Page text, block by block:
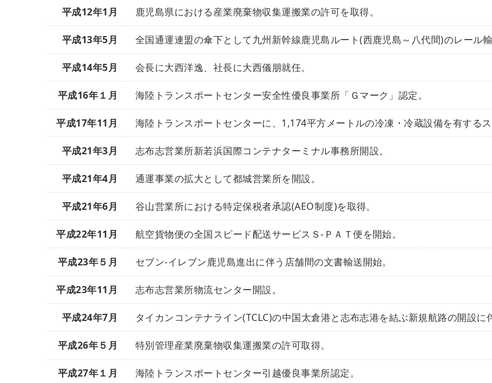
平成12年1月 鹿児島県における産業廃棄物収集運搬業の許可を取得。
平成13年5月 全国通運連盟の傘下として九州新幹線鹿児島ルート(西鹿児島～八代間)のレール輸
平成14年5月 会長に大西洋逸、社長に大西儀朋就任。
平成16年１月 海陸トランスポートセンター安全性優良事業所「Ｇマーク」認定。
平成17年11月 海陸トランスポートセンターに、1,174平方メートルの冷凍・冷蔵設備を有するス
平成21年3月 志布志営業所新若浜国際コンテナターミナル事務所開設。
平成21年4月 通運事業の拡大として都城営業所を開設。
平成21年6月 谷山営業所における特定保税者承認(AEO制度)を取得。
平成22年11月 航空貨物便の全国スピード配送サービスＳ-ＰＡＴ便を開始。
平成23年５月 セブン-イレブン鹿児島進出に伴う店舗間の文書輸送開始。
平成23年11月 志布志営業所物流センター開設。
平成24年7月 タイカンコンテナライン(TCLC)の中国太倉港と志布志港を結ぶ新規航路の開設に
平成26年５月 特別管理産業廃棄物収集運搬業の許可取得。
平成27年１月 海陸トランスポートセンター引越優良事業所認定。